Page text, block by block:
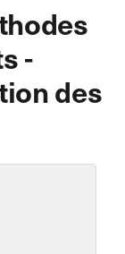
-
des